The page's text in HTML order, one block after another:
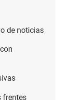
de noticias
frentes